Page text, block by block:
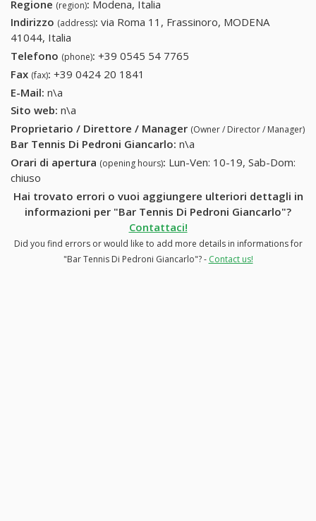
Regione (region): Modena, Italia
Indirizzo (address): via Roma 11, Frassinoro, MODENA
41044, Italia
Telefono (phone): +39 0545 54 7765
Fax (fax): +39 0424 20 1841
E-Mail: n\a
Sito web: n\a
Proprietario / Direttore / Manager (Owner / Director / Manager)
Bar Tennis Di Pedroni Giancarlo: n\a
Orari di apertura (opening hours): Lun-Ven: 10-19, Sab-Dom:
chiuso
Hai trovato errori o vuoi aggiungere ulteriori dettagli in
informazioni per "Bar Tennis Di Pedroni Giancarlo"?
Contattaci!
Did you find errors or would like to add more details in informations for
"Bar Tennis Di Pedroni Giancarlo"? - Contact us!